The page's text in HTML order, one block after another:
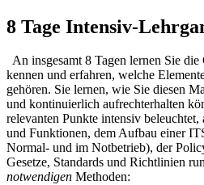
8 Tage Intensiv-
An insgesamt 8 Tagen lernen Sie
kennen und erfahren, welche
gehören. Sie lernen, wie Sie diesen
und kontinuierlich aufrechterhalten
relevanten Punkte intensiv
und Funktionen, dem Aufbau einer
Normal- und im Notbetrieb), der
Gesetze, Standards und Richtlinien
notwendigen Methoden: